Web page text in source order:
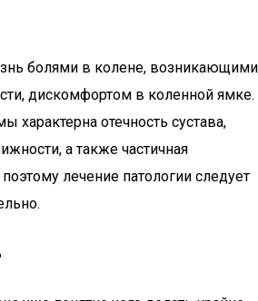
болями в колене, возникающими
дискомфортом в коленной ямке.
характерна отечность сустава,
а также частичная
лечение патологии следует